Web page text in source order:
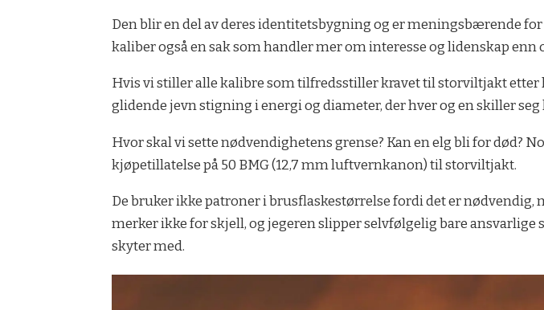
Den blir en del av deres identitetsbygning og er meningsbærende
kaliber også en sak som handler mer om interesse og lidenskap enn
Hvis vi stiller alle kalibre som tilfredsstiller kravet til storviltjakt etter
glidende jevn stigning i energi og diameter, der hver og en skiller
Hvor skal vi sette nødvendighetens grense? Kan en elg bli for død?
kjøpetillatelse på 50 BMG (12,7 mm luftvernkanon) til storviltjakt.
De bruker ikke patroner i brusflaske­størrelse fordi det er nødvendig,
merker ikke for­ skjell, og jegeren slipper selvfølgelig bare
skyter med.